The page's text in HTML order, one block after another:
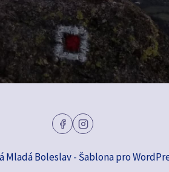
Boleslav - Šablona pro